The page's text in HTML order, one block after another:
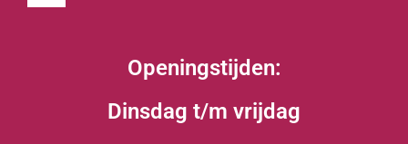
Openingstijden:
Dinsdag t/m vrijdag